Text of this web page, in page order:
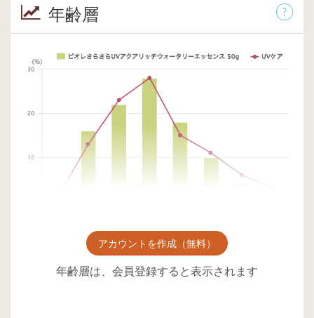
年齢層
アカウントを作成（無料）
年齢層は、会員登録すると表示されます